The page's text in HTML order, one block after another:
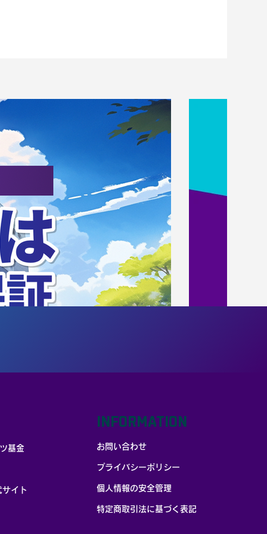
競技選手
基金
イト
INFORMATION
お問い合わせ
プライバシーポリシー
個人情報の安全管理
​特定商取引法に基づく表記